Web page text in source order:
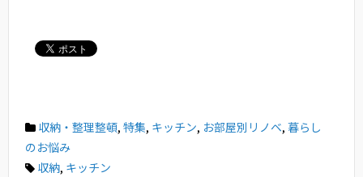
収納・整理整頓, 特集, キッチン, お部屋別リノベ, 暮らし
のお悩み
収納, キッチン